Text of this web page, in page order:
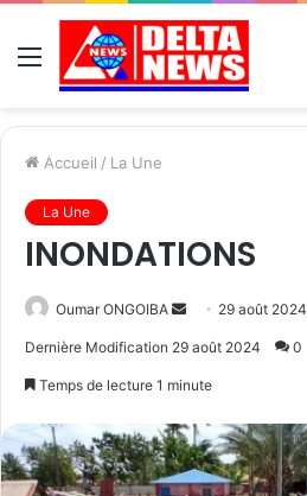
Menu
Accueil / La Une
La Une
INONDATIONS
Oumar ONGOIBA
Send 29 août 2024
Dernière Modification 29 août 2024 0
Temps de lecture 1 minute